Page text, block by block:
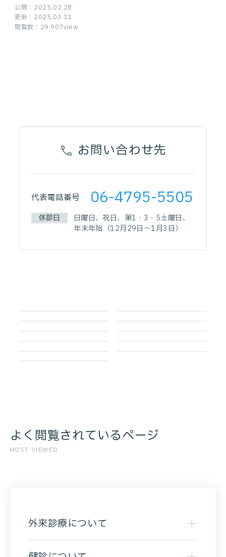
公開：2025.02.28
更新：2025.03.11
閲覧数：29,907view
お問い合わせ先
代表電話番号 06-4795-5505
休診日
日曜日、祝日、第1・3・5土曜日、
年末年始（12月29日～1月3日）
よく閲覧されているページ
MOST VIEWED
外来診療について